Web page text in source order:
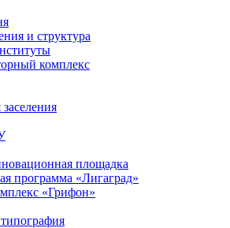
и структура
комплекс
площадка
программа «Лигаград»­­
«Грифон»